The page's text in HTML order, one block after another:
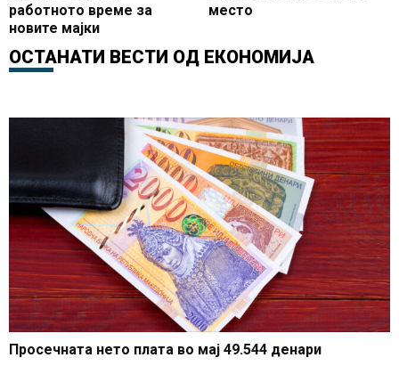
работното време за
новите мајки
место
ОСТАНАТИ ВЕСТИ ОД ЕКОНОМИЈА
Просечната нето плата во мај 49.544 денари